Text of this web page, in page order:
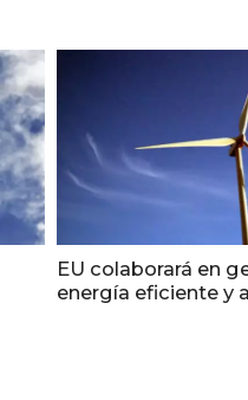
EU colaborará en
energía eficiente y